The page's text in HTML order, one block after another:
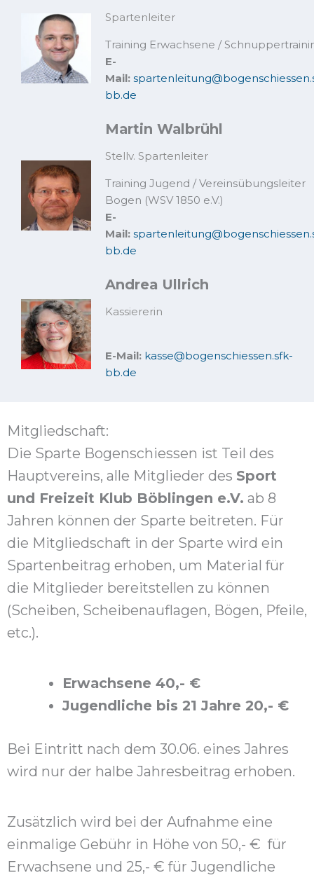
Spartenleiter
Training Erwachsene /
E-
Mail:
bb.de
Martin Walbrühl
Stellv. Spartenleiter
Training Jugend / Vereinsübungsleiter
Bogen (WSV 1850 e.V.)
E-
Mail:
bb.de
Andrea Ullrich
Kassiererin
E-Mail: kasse@bogenschiessen.sfk-
bb.de
Mitgliedschaft:
Die Sparte Bogenschiessen ist Teil des
Hauptvereins, alle Mitglieder des Sport
und Freizeit Klub Böblingen e.V. ab 8
Jahren können der Sparte beitreten. Für
die Mitgliedschaft in der Sparte wird ein
Spartenbeitrag erhoben, um Material für
die Mitglieder bereitstellen zu können
(Scheiben, Scheibenauflagen, Bögen, Pfeile,
etc.).
Erwachsene 40,- €
Jugendliche bis 21 Jahre 20,- €
Bei Eintritt nach dem 30.06. eines Jahres
wird nur der halbe Jahresbeitrag erhoben.
Zusätzlich wird bei der Aufnahme eine
einmalige Gebühr in Höhe von 50,- € für
Erwachsene und 25,- € für Jugendliche